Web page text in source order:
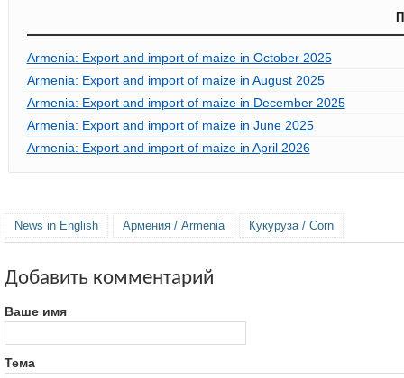
Armenia: Export and import of maize in October 2025
Armenia: Export and import of maize in August 2025
Armenia: Export and import of maize in December 2025
Armenia: Export and import of maize in June 2025
Armenia: Export and import of maize in April 2026
News in English Армения / Armenia Кукуруза / Corn
Добавить комментарий
Ваше имя
Тема